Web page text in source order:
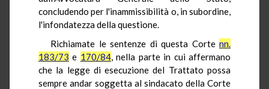
concludendo per l'inammissibilità o, in subordine,
l'infondatezza della questione.
Richiamate le sentenze di questa Corte nn.
183/73 e 170/84, nella parte in cui affermano
che la legge di esecuzione del Trattato possa
sempre andar soggetta al sindacato della Corte